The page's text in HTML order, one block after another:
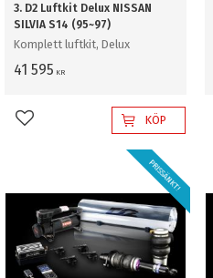
3. D2 Luftkit Delux NISSAN
SILVIA S14 (95~97)
Komplett luftkit, Delux
41 595 KR
Lägg till i favoriterKÖP
PRISSÄNKT!